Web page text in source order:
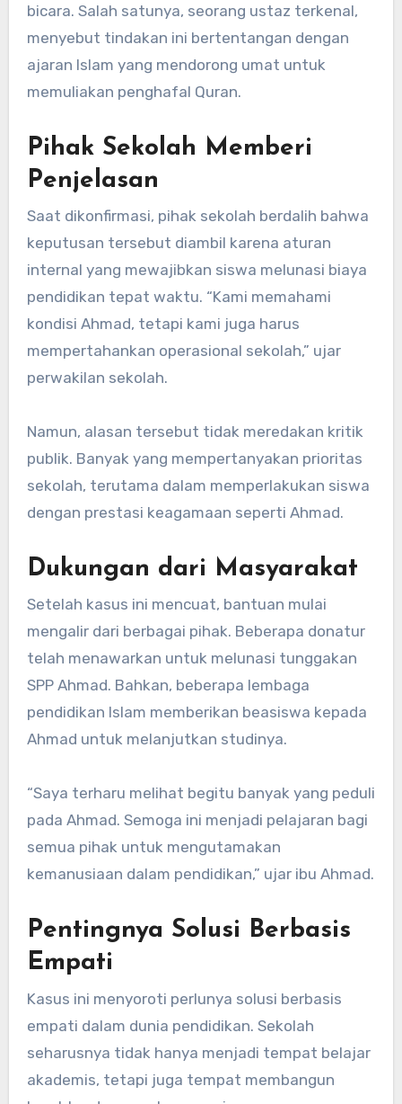
bicara. Salah satunya, seorang ustaz terkenal,
menyebut tindakan ini bertentangan dengan
ajaran Islam yang mendorong umat untuk
memuliakan penghafal Quran.
Pihak Sekolah Memberi
Penjelasan
Saat dikonfirmasi, pihak sekolah berdalih bahwa
keputusan tersebut diambil karena aturan
internal yang mewajibkan siswa melunasi biaya
pendidikan tepat waktu. “Kami memahami
kondisi Ahmad, tetapi kami juga harus
mempertahankan operasional sekolah,” ujar
perwakilan sekolah.
Namun, alasan tersebut tidak meredakan kritik
publik. Banyak yang mempertanyakan prioritas
sekolah, terutama dalam memperlakukan siswa
dengan prestasi keagamaan seperti Ahmad.
Dukungan dari Masyarakat
Setelah kasus ini mencuat, bantuan mulai
mengalir dari berbagai pihak. Beberapa donatur
telah menawarkan untuk melunasi tunggakan
SPP Ahmad. Bahkan, beberapa lembaga
pendidikan Islam memberikan beasiswa kepada
Ahmad untuk melanjutkan studinya.
“Saya terharu melihat begitu banyak yang peduli
pada Ahmad. Semoga ini menjadi pelajaran bagi
semua pihak untuk mengutamakan
kemanusiaan dalam pendidikan,” ujar ibu Ahmad.
Pentingnya Solusi Berbasis
Empati
Kasus ini menyoroti perlunya solusi berbasis
empati dalam dunia pendidikan. Sekolah
seharusnya tidak hanya menjadi tempat belajar
akademis, tetapi juga tempat membangun